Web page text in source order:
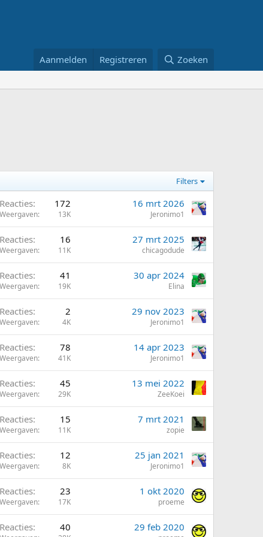
Aanmelden Registreren Zoeken
Filters
Reacties 172
Weergaven 13K
16 mrt 2026
Jeronimo1
Reacties 16
Weergaven 11K
27 mrt 2025
chicagodude
Reacties 41
Weergaven 19K
30 apr 2024
Elina
Reacties 2
Weergaven 4K
29 nov 2023
Jeronimo1
Reacties 78
Weergaven 41K
14 apr 2023
Jeronimo1
Reacties 45
Weergaven 29K
13 mei 2022
ZeeKoei
Reacties 15
Weergaven 11K
7 mrt 2021
zopie
Reacties 12
Weergaven 8K
25 jan 2021
Jeronimo1
Reacties 23
Weergaven 17K
1 okt 2020
proeme
Reacties 40 29 feb 2020